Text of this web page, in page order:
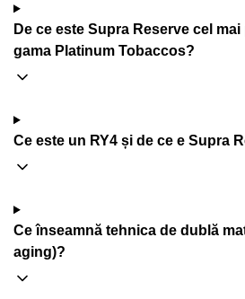
De ce este Supra Reserve cel
gama Platinum Tobaccos?
Ce este un RY4 și de ce e Supra
Ce înseamnă tehnica de dublă
aging)?